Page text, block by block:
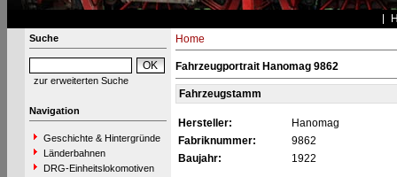
Suche
zur erweiterten Suche
Navigation
Geschichte & Hintergründe
Länderbahnen
DRG-Einheitslokomotiven
Home
Fahrzeugportrait Hanomag 9862
Fahrzeugstamm
Hersteller:
Hanomag
Fabriknummer:
9862
Baujahr:
1922